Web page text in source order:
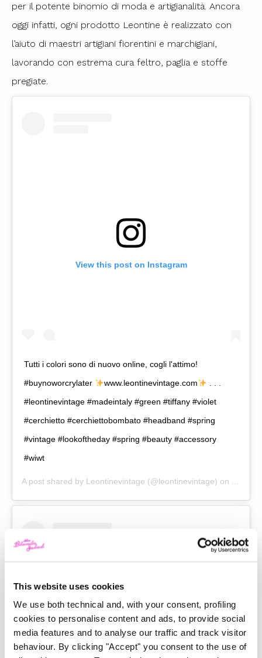
This website uses cookies
We use both technical and, with your consent, profiling
cookies to personalise content and ads, to provide social
media features and to analyse our traffic and track visitor
behaviour. By clicking "Accept" you consent to the use of
per il potente binomio di moda e artigianalità. Ancora
oggi infatti, ogni prodotto Leontine è realizzato con
l’aiuto di maestri artigiani fiorentini e marchigiani,
lavorando con estrema cura feltro, paglia e stoffe
pregiate.
View this post on Instagram
Tutti i colori sono di nuovo online, cogli l'attimo!
#buynoworcrylater
www.leontinevintage.com
. . .
#leontinevintage #madeintaly #green #tiffany #violet
#cerchietto #cerchiettobombato #headband #spring
#vintage #lookoftheday #spring #beauty #accessory
#wiwt
A post shared by Leontinevintage (@leontinevintage) on Apr 11,